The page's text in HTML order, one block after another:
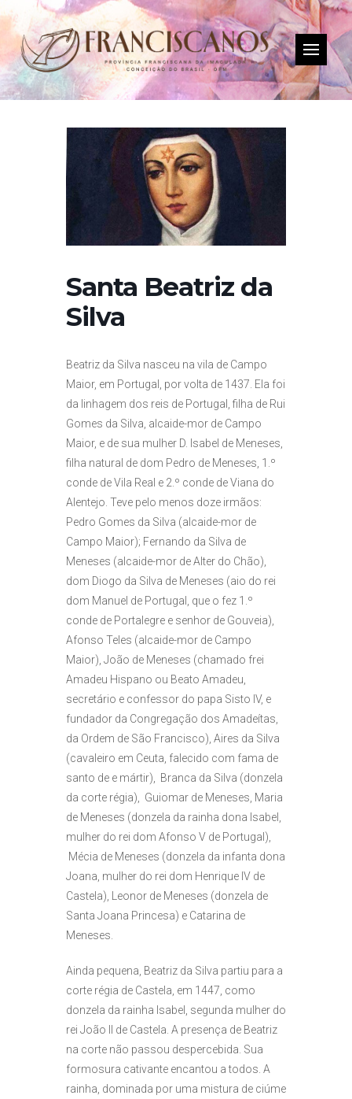
Santa Beatriz da
Silva
Beatriz da Silva nasceu na vila de Campo
Maior, em Portugal, por volta de 1437. Ela foi
da linhagem dos reis de Portugal, filha de Rui
Gomes da Silva, alcaide-mor de Campo
Maior, e de sua mulher D. Isabel de Meneses,
filha natural de dom Pedro de Meneses, 1.º
conde de Vila Real e 2.º conde de Viana do
Alentejo. Teve pelo menos doze irmãos:
Pedro Gomes da Silva (alcaide-mor de
Campo Maior); Fernando da Silva de
Meneses (alcaide-mor de Alter do Chão),
dom Diogo da Silva de Meneses (aio do rei
dom Manuel de Portugal, que o fez 1.º
conde de Portalegre e senhor de Gouveia),
Afonso Teles (alcaide-mor de Campo
Maior), João de Meneses (chamado frei
Amadeu Hispano ou Beato Amadeu,
secretário e confessor do papa Sisto IV, e
fundador da Congregação dos Amadeítas,
da Ordem de São Francisco), Aires da Silva
(cavaleiro em Ceuta, falecido com fama de
santo de e mártir), Branca da Silva (donzela
da corte régia), Guiomar de Meneses, Maria
de Meneses (donzela da rainha dona Isabel,
mulher do rei dom Afonso V de Portugal),
Mécia de Meneses (donzela da infanta dona
Joana, mulher do rei dom Henrique IV de
Castela), Leonor de Meneses (donzela de
Santa Joana Princesa) e Catarina de
Meneses.
Ainda pequena, Beatriz da Silva partiu para a
corte régia de Castela, em 1447, como
donzela da rainha Isabel, segunda mulher do
rei João II de Castela. A presença de Beatriz
na corte não passou despercebida. Sua
formosura cativante encantou a todos. A
rainha, dominada por uma mistura de ciúme